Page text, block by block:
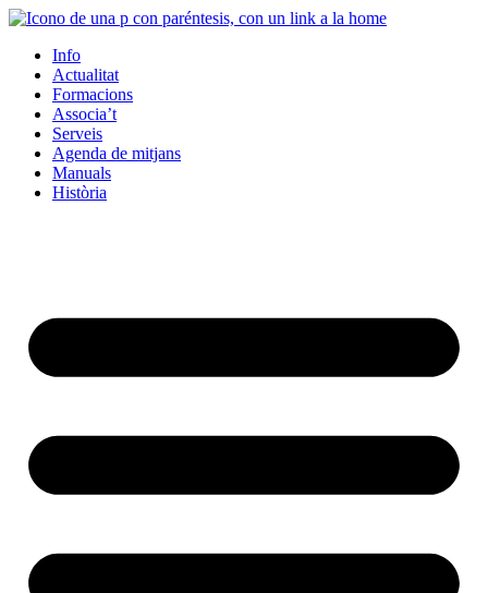
Info
Actualitat
Formacions
Associa’t
Serveis
Agenda de mitjans
Manuals
Història